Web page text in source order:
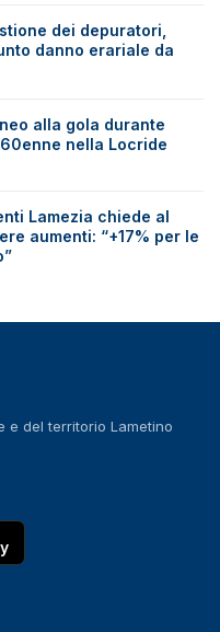
dei depuratori,
danno erariale da
alla gola durante
nella Locride
Lamezia chiede al
aumenti: “+17% per le
e del territorio Lametino